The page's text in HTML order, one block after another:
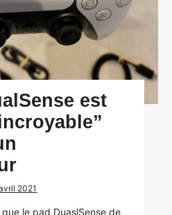
est
2021
le pad DuaslSense de